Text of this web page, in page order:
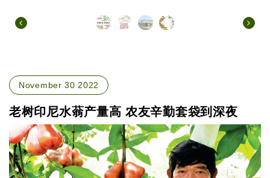
November 30 2022
老树印尼水蓊产量高 农友辛勤套袋到深夜